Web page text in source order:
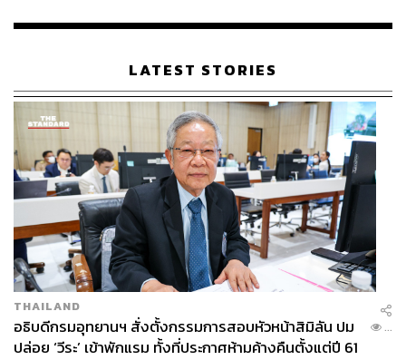
เรือนไทยที่ถูกซุกไว้
LATEST STORIES
THAILAND
อธิบดีกรมอุทยานฯ สั่งตั้งกรรมการสอบหัวหน้าสิมิลัน ปม
ปล่อย ‘วีระ’ เข้าพักแรม ทั้งที่ประกาศห้ามค้างคืนตั้งแต่ปี 61
...